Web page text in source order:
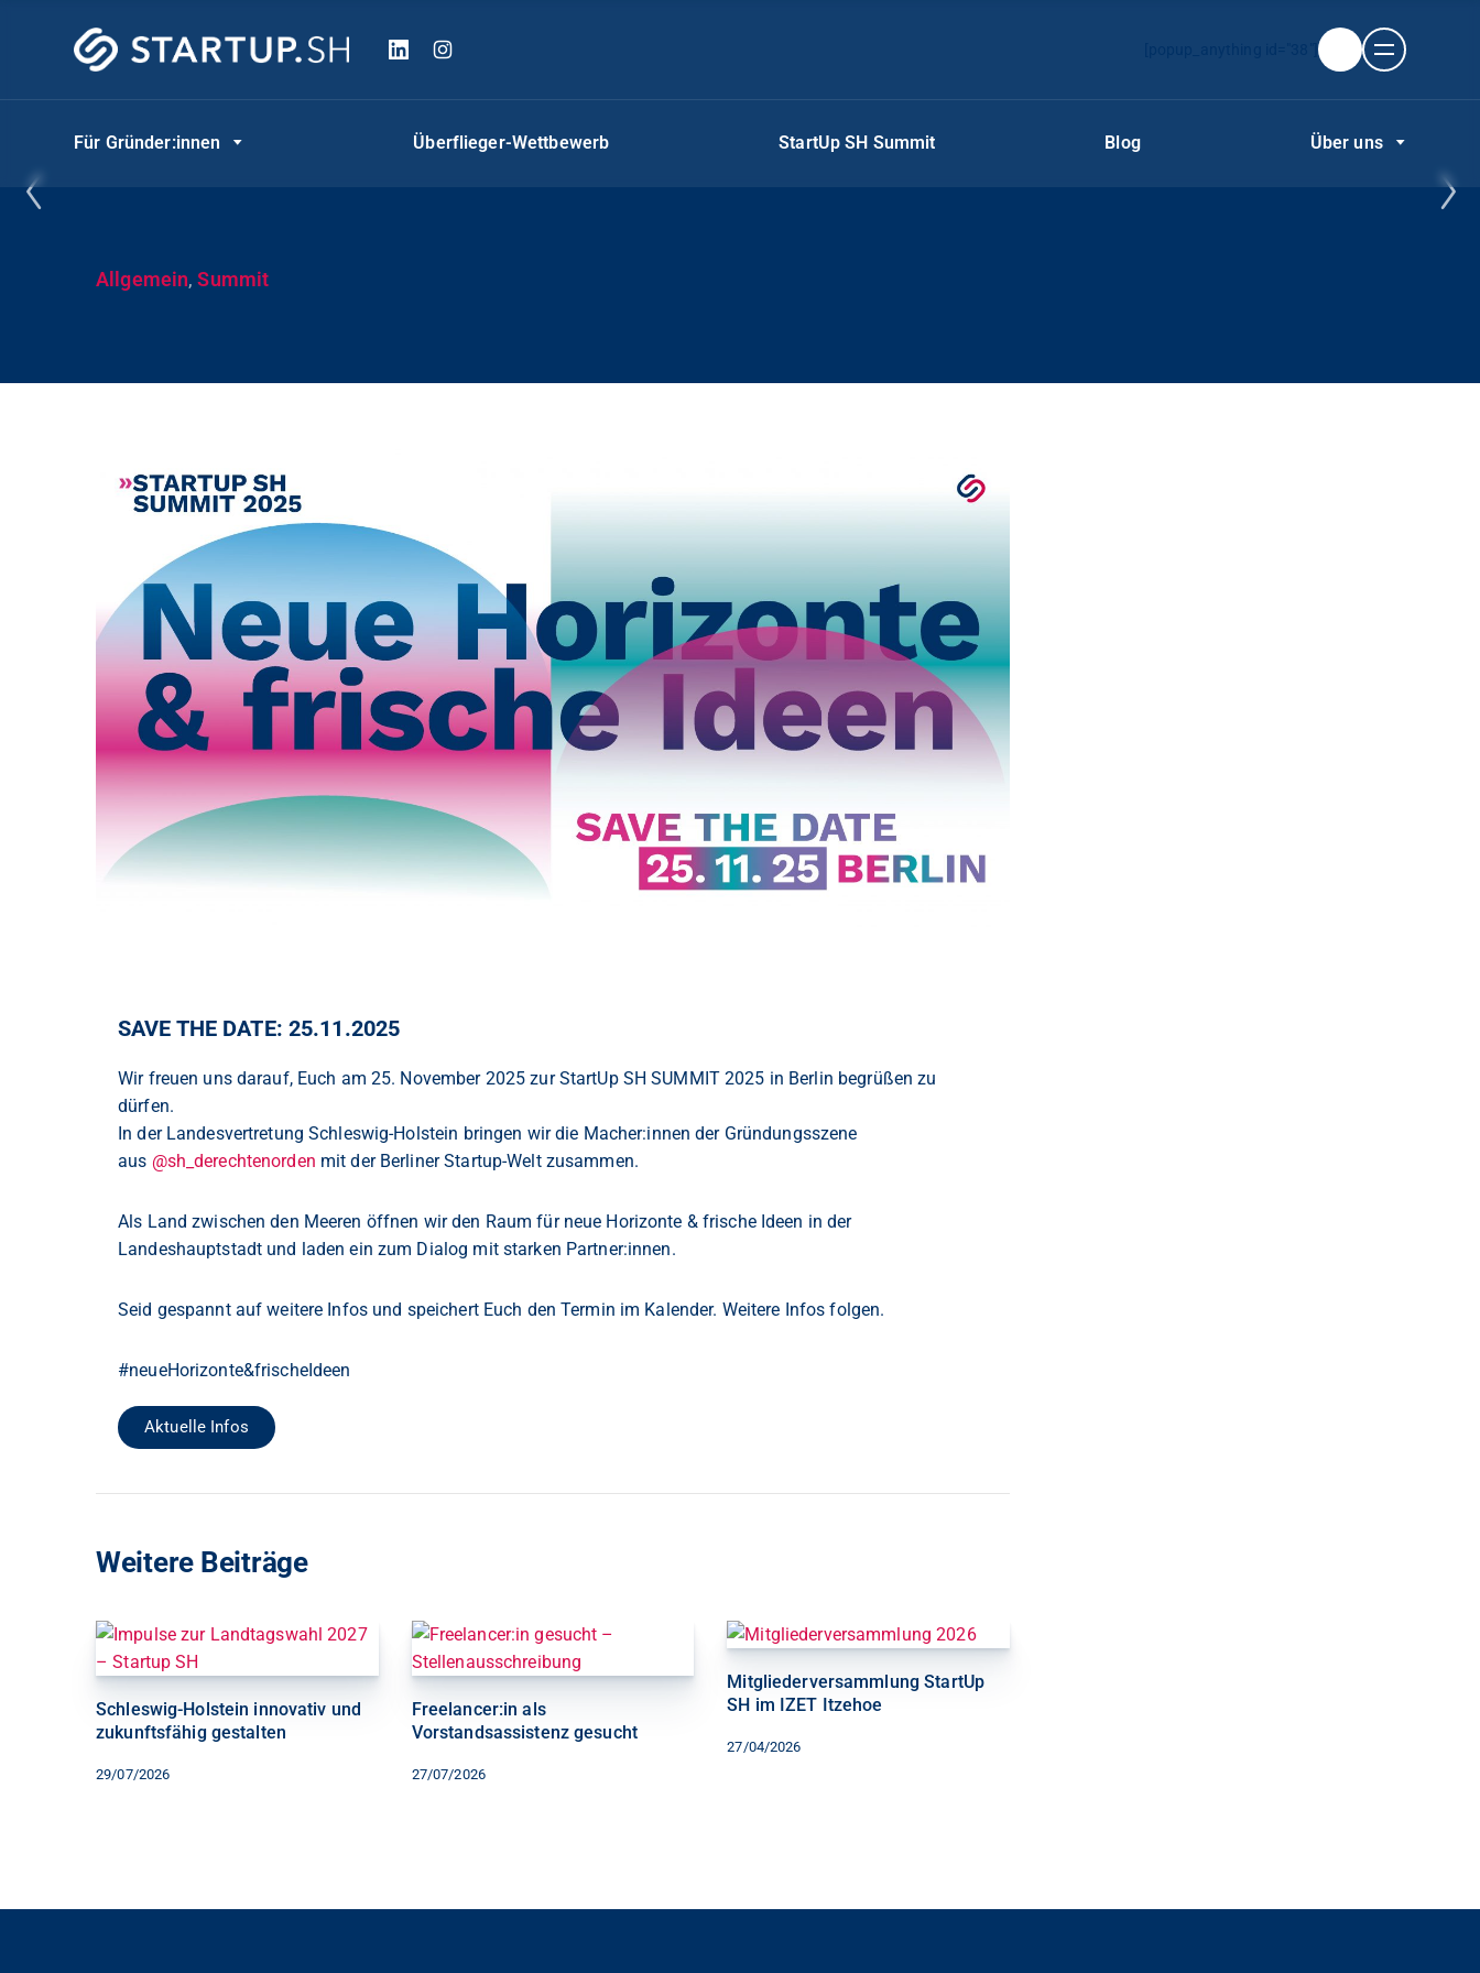
Für Gründer:innen Überflieger-Wettbewerb StartUp SH Summit Blog Über uns
Allgemein,Summit
SAVE THE DATE: 25.11.2025
Wir freuen uns darauf, Euch am 25. November 2025 zur StartUp SH SUMMIT 2025 in Berlin begrüßen zu
dürfen.
In der Landesvertretung Schleswig-Holstein bringen wir die Macher:innen der Gründungsszene
aus @sh_derechtenorden mit der Berliner Startup-Welt zusammen.
Als Land zwischen den Meeren öffnen wir den Raum für neue Horizonte & frische Ideen in der
Landeshauptstadt und laden ein zum Dialog mit starken Partner:innen.
Seid gespannt auf weitere Infos und speichert Euch den Termin im Kalender. Weitere Infos folgen.
#neueHorizonte&frischeIdeen
Aktuelle Infos
Weitere Beiträge
29/07/2026
Schleswig-Holstein innovativ und
zukunftsfähig gestalten
27/07/2026
Freelancer:in als
Vorstandsassistenz gesucht
27/04/2026
Mitgliederversammlung StartUp
SH im IZET Itzehoe